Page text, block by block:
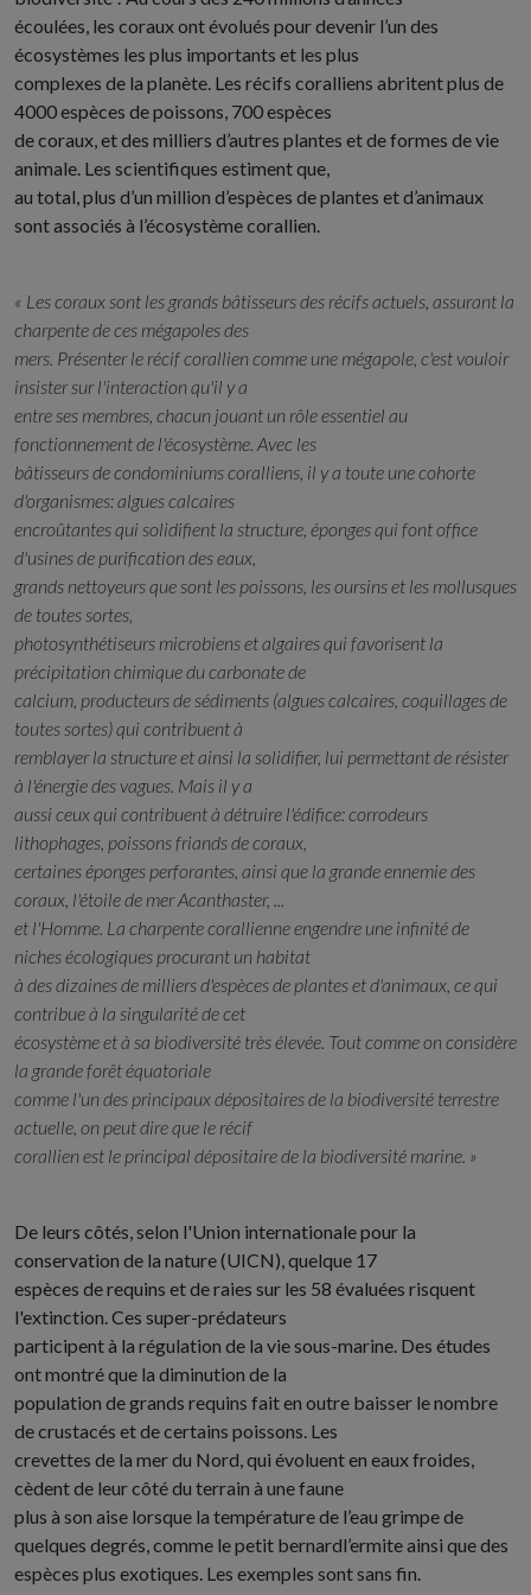
écoulées, les coraux ont évolués pour devenir l’un des
écosystèmes les plus importants et les plus
complexes de la planète. Les récifs coralliens abritent plus de
4000 espèces de poissons, 700 espèces
de coraux, et des milliers d’autres plantes et de formes de vie
animale. Les scientifiques estiment que,
au total, plus d’un million d’espèces de plantes et d’animaux
sont associés à l’écosystème corallien.
« Les coraux sont les grands bâtisseurs des récifs actuels, assurant la
charpente de ces mégapoles des
mers. Présenter le récif corallien comme une mégapole, c'est vouloir
insister sur l'interaction qu'il y a
entre ses membres, chacun jouant un rôle essentiel au
fonctionnement de l'écosystème. Avec les
bâtisseurs de condominiums coralliens, il y a toute une cohorte
d'organismes: algues calcaires
encroûtantes qui solidifient la structure, éponges qui font office
d'usines de purification des eaux,
grands nettoyeurs que sont les poissons, les oursins et les mollusques
de toutes sortes,
photosynthétiseurs microbiens et algaires qui favorisent la
précipitation chimique du carbonate de
calcium, producteurs de sédiments (algues calcaires, coquillages de
toutes sortes) qui contribuent à
remblayer la structure et ainsi la solidifier, lui permettant de résister
à l'énergie des vagues. Mais il y a
aussi ceux qui contribuent à détruire l'édifice: corrodeurs
lithophages, poissons friands de coraux,
certaines éponges perforantes, ainsi que la grande ennemie des
coraux, l'étoile de mer Acanthaster, ...
et l'Homme. La charpente corallienne engendre une infinité de
niches écologiques procurant un habitat
à des dizaines de milliers d'espèces de plantes et d'animaux, ce qui
contribue à la singularité de cet
écosystème et à sa biodiversité très élevée. Tout comme on considère
la grande forêt équatoriale
comme l'un des principaux dépositaires de la biodiversité terrestre
actuelle, on peut dire que le récif
corallien est le principal dépositaire de la biodiversité marine. »
De leurs côtés, selon l'Union internationale pour la
conservation de la nature (UICN), quelque 17
espèces de requins et de raies sur les 58 évaluées risquent
l'extinction. Ces super-prédateurs
participent à la régulation de la vie sous-marine. Des études
ont montré que la diminution de la
population de grands requins fait en outre baisser le nombre
de crustacés et de certains poissons. Les
crevettes de la mer du Nord, qui évoluent en eaux froides,
cèdent de leur côté du terrain à une faune
plus à son aise lorsque la température de l’eau grimpe de
quelques degrés, comme le petit bernardl’ermite ainsi que des
espèces plus exotiques. Les exemples sont sans fin.